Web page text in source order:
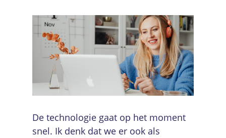
De technologie gaat op het moment
snel. Ik denk dat we er ook als